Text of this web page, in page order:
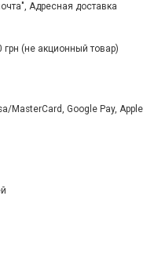
Адресная доставка
грн (не акционный товар)
Google Pay, Apple